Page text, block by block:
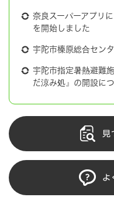
奈良スーパーアプリ
を開始しました
宇陀市榛原総合セン
宇陀市指定暑熱避難
だ涼み処』の開設に
見
よ